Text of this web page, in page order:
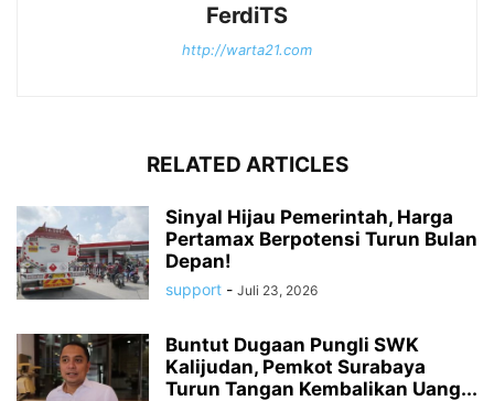
FerdiTS
http://warta21.com
RELATED ARTICLES
Sinyal Hijau Pemerintah, Harga
Pertamax Berpotensi Turun Bulan
Depan!
support - Juli 23, 2026
Buntut Dugaan Pungli SWK
Kalijudan, Pemkot Surabaya
Turun Tangan Kembalikan Uang...